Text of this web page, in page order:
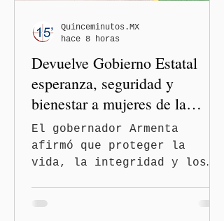
informó que la Secretaría
de Salud activó de mane
Devuelve Gobierno Estatal
esperanza, seguridad y
bienestar a mujeres de la
periferia urbana
El gobernador Armenta
afirmó que proteger la
vida, la integridad y los
Quinceminutos.MX
hace 8 horas